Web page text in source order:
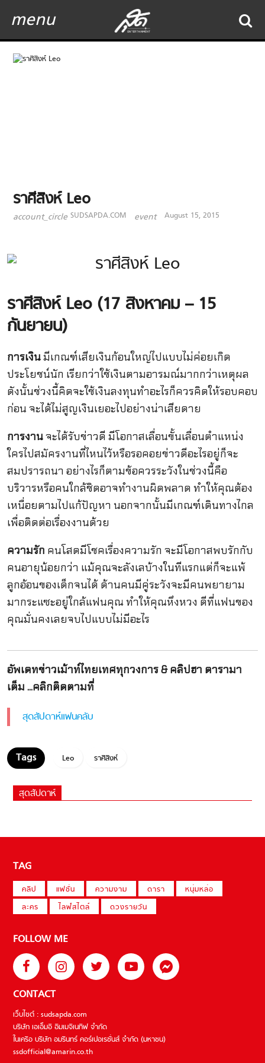
menu
ราศีสิงห์ Leo
account_circle SUDSAPDA.COM event August 15, 2015
ราศีสิงห์ Leo (17 สิงหาคม – 15
กันยายน)
การเงินมีเกณฑ์เสียเงินก้อนใหญ่ไปแบบไม่ค่อยเกิด
ประโยชน์นัก เรียกว่าใช้เงินตามอารมณ์มากกว่าเหตุผล
ดังนั้นช่วงนี้คิดจะใช้เงินลงทุนทำอะไรก็ควรคิดให้รอบคอบ
ก่อน จะได้ไม่สูญเงินเยอะไปอย่างน่าเสียดาย
การงานจะได้รับข่าวดี มีโอกาสเลื่อนขั้นเลื่อนตำแหน่ง
ใครไปสมัครงานที่ไหนไว้หรือรอคอยข่าวดีอะไรอยู่ก็จะ
สมปรารถนา อย่างไรก็ตามข้อควรระวังในช่วงนี้คือ
บริวารหรือคนใกล้ชิดอาจทำงานผิดพลาด ทำให้คุณต้อง
เหนื่อยตามไปแก้ปัญหา นอกจากนั้นมีเกณฑ์เดินทางไกล
เพื่อติดต่อเรื่องงานด้วย
ความรัก คนโสดมีโชคเรื่องความรัก จะมีโอกาสพบรักกับ
คนอายุน้อยกว่า แม้คุณจะลังเลบ้างในทีแรกแต่ก็จะแพ้
ลูกอ้อนของเด็กจนได้ ด้านคนมีคู่ระวังจะมีคนพยายาม
มากระแซะอยู่ใกล้แฟนคุณ ทำให้คุณหึงหวง ดีที่แฟนของ
คุณมั่นคงเลยจบไปแบบไม่มีอะไร
อัพเดทข่าวเม้าท์ไทยเทศทุกวงการ & คลิปฮา ดารามา
เต็ม ...คลิกติดตามที่
สุดสัปดาห์แฟนคลับ
Leo ราศีสิงห์
สุดสัปดาห์
TAG
คลิป แฟชั่น ความงาม ดารา
หนุ่มหล่อ
ละคร
ไลฟ์สไตล์ ดวงรายวัน
FOLLOW ME
CONTACT
เว็บไซต์ : sudsapda.com
บริษัท เอเอ็มอี อิมเมจิเนทีฟ จำกัด
ในเครือ บริษัท อมรินทร์ คอร์เปอเรชั่นส์ จำกัด (มหาชน)
ssdofficial@amarin.co.th